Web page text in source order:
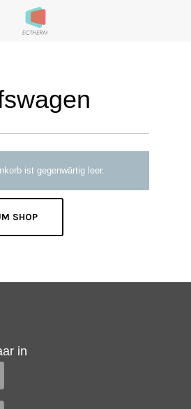
ist gegenwärtig leer.
SHOP
in